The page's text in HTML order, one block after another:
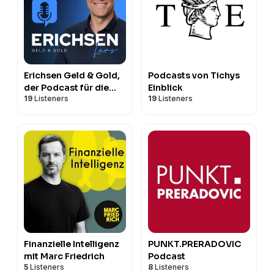
Erichsen Geld & Gold,
der Podcast für die
erfolgreiche
19 Listeners
Podcasts von Tichys
Einblick
19 Listeners
Finanzielle Intelligenz
mit Marc Friedrich
5 Listeners
PUNKT.PRERADOVIC
Podcast
8 Listeners